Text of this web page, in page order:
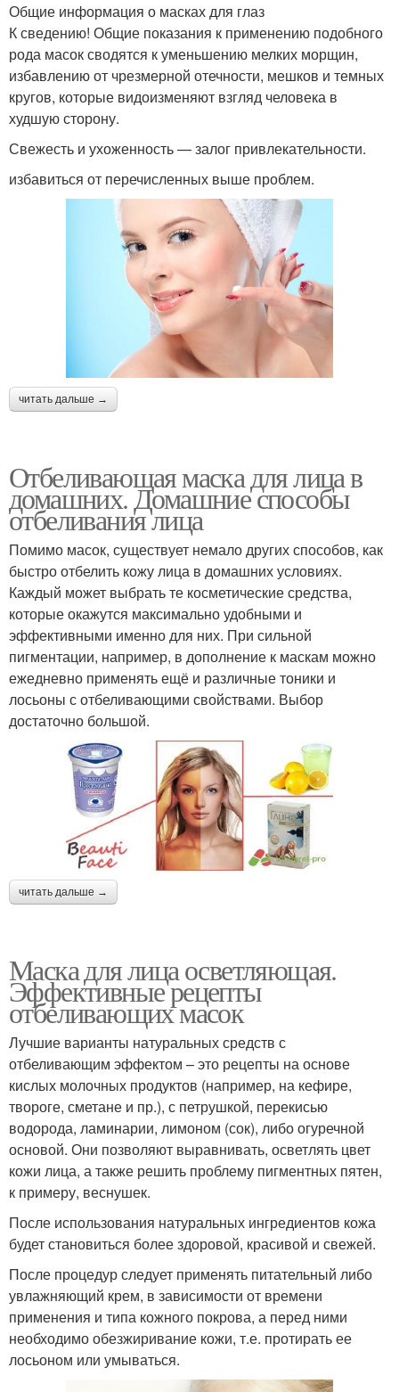
Общие информация о масках для глаз
К сведению! Общие показания к применению подобного
рода масок сводятся к уменьшению мелких морщин,
избавлению от чрезмерной отечности, мешков и темных
кругов, которые видоизменяют взгляд человека в
худшую сторону.
Свежесть и ухоженность — залог привлекательности.
избавиться от перечисленных выше проблем.
читать дальше →
Отбеливающая маска для лица в
домашних. Домашние способы
отбеливания лица
Помимо масок, существует немало других способов, как
быстро отбелить кожу лица в домашних условиях.
Каждый может выбрать те косметические средства,
которые окажутся максимально удобными и
эффективными именно для них. При сильной
пигментации, например, в дополнение к маскам можно
ежедневно применять ещё и различные тоники и
лосьоны с отбеливающими свойствами. Выбор
достаточно большой.
читать дальше →
Маска для лица осветляющая.
Эффективные рецепты
отбеливающих масок
Лучшие варианты натуральных средств с
отбеливающим эффектом – это рецепты на основе
кислых молочных продуктов (например, на кефире,
твороге, сметане и пр.), с петрушкой, перекисью
водорода, ламинарии, лимоном (сок), либо огуречной
основой. Они позволяют выравнивать, осветлять цвет
кожи лица, а также решить проблему пигментных пятен,
к примеру, веснушек.
После использования натуральных ингредиентов кожа
будет становиться более здоровой, красивой и свежей.
После процедур следует применять питательный либо
увлажняющий крем, в зависимости от времени
применения и типа кожного покрова, а перед ними
необходимо обезжиривание кожи, т.е. протирать ее
лосьоном или умываться.